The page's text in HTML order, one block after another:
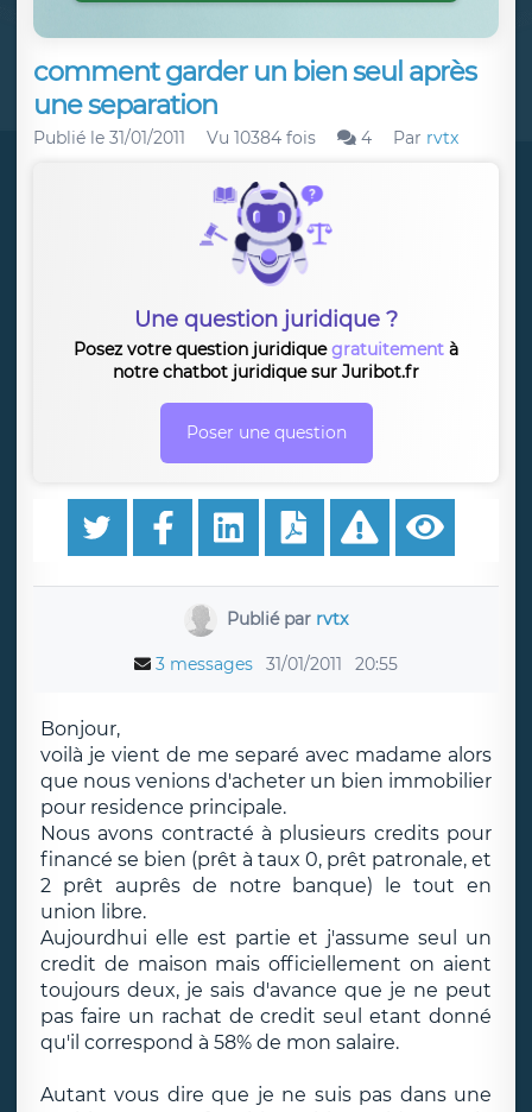
comment garder un bien seul après
une separation
Publié le 31/01/2011 Vu 10384 fois 4 Par rvtx
Une question juridique ?
Posez votre question juridiquegratuitement à
notre chatbot juridique sur Juribot.fr
Poser une question
Publié par rvtx
3 messages 31/01/2011 20:55
Bonjour,
voilà je vient de me separé avec madame alors
que nous venions d'acheter un bien immobilier
pour residence principale.
Nous avons contracté à plusieurs credits pour
financé se bien (prêt à taux 0, prêt patronale, et
2 prêt auprês de notre banque) le tout en
union libre.
Aujourdhui elle est partie et j'assume seul un
credit de maison mais officiellement on aient
toujours deux, je sais d'avance que je ne peut
pas faire un rachat de credit seul etant donné
qu'il correspond à 58% de mon salaire.
Autant vous dire que je ne suis pas dans une